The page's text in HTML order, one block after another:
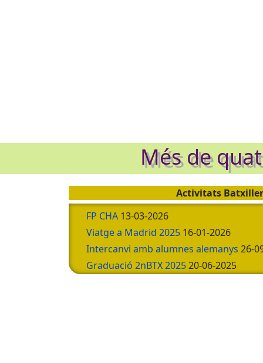
Més de
Activitats
FP CHA 13-03-2026
Viatge a Madrid 2025 16-01-2026
Intercanvi amb alumnes alemanys 26-
Graduació 2nBTX 202520-06-2025